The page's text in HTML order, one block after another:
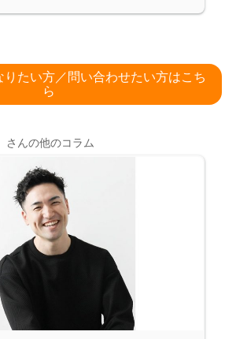
りたい方／問い合わせたい方はこち
ら
さんの他のコラム